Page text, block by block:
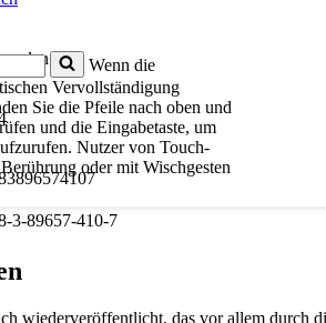
Wenn die
Vervollständigung
Sie die Pfeile nach oben und
und die Eingabetaste, um
Nutzer von Touch-
oder mit Wischgesten
3-89657-410-7
wiederveröffentlicht, das vor allem durch